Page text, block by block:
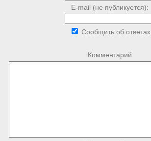
E-mail (не публикуется):
Сообщить об ответах
Комментарий